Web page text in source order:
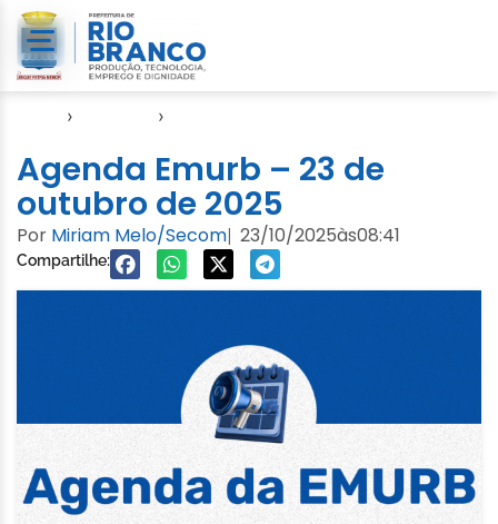
› ›
Agenda Emurb – 23 de
outubro de 2025
Por Miriam Melo/Secom| 23/10/2025às08:41
Compartilhe: